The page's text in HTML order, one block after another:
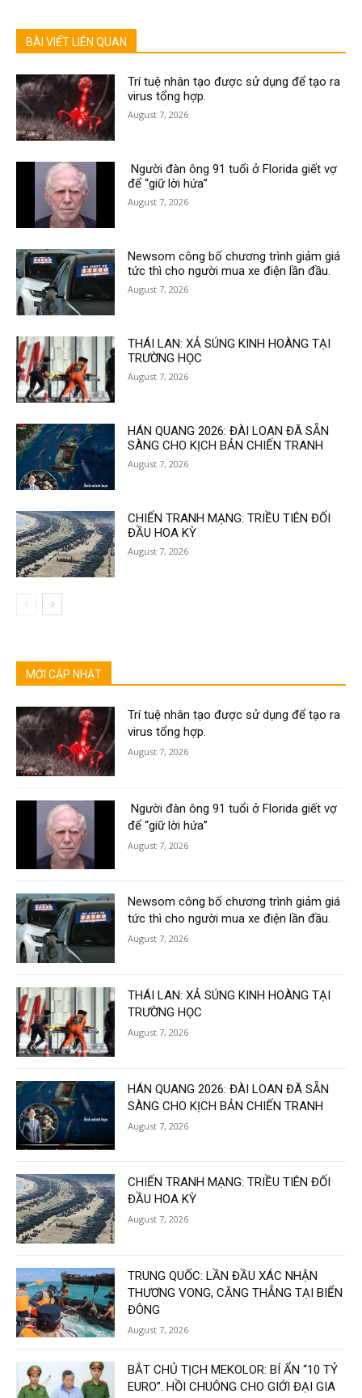
BÀI VIẾT LIÊN QUAN
Trí tuệ nhân tạo được sử dụng để tạo ra
virus tổng hợp.
August 7, 2026
Người đàn ông 91 tuổi ở Florida giết vợ
để “giữ lời hứa”
August 7, 2026
Newsom công bố chương trình giảm giá
tức thì cho người mua xe điện lần đầu.
August 7, 2026
THÁI LAN: XẢ SÚNG KINH HOÀNG TẠI
TRƯỜNG HỌC
August 7, 2026
HÁN QUANG 2026: ĐÀI LOAN ĐÃ SẴN
SÀNG CHO KỊCH BẢN CHIẾN TRANH
August 7, 2026
CHIẾN TRANH MẠNG: TRIỀU TIÊN ĐỐI
ĐẦU HOA KỲ
August 7, 2026
MỚI CẬP NHẬT
Trí tuệ nhân tạo được sử dụng để tạo ra
virus tổng hợp.
August 7, 2026
Người đàn ông 91 tuổi ở Florida giết vợ
để “giữ lời hứa”
August 7, 2026
Newsom công bố chương trình giảm giá
tức thì cho người mua xe điện lần đầu.
August 7, 2026
THÁI LAN: XẢ SÚNG KINH HOÀNG TẠI
TRƯỜNG HỌC
August 7, 2026
HÁN QUANG 2026: ĐÀI LOAN ĐÃ SẴN
SÀNG CHO KỊCH BẢN CHIẾN TRANH
August 7, 2026
CHIẾN TRANH MẠNG: TRIỀU TIÊN ĐỐI
ĐẦU HOA KỲ
August 7, 2026
TRUNG QUỐC: LẦN ĐẦU XÁC NHẬN
THƯƠNG VONG, CĂNG THẲNG TẠI BIỂN
ĐÔNG
August 7, 2026
BẮT CHỦ TỊCH MEKOLOR: BÍ ẨN “10 TỶ
EURO”. HỒI CHUÔNG CHO GIỚI ĐẠI GIA